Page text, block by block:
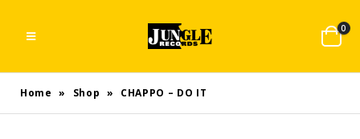
0
Home » Shop » CHAPPO – DO IT